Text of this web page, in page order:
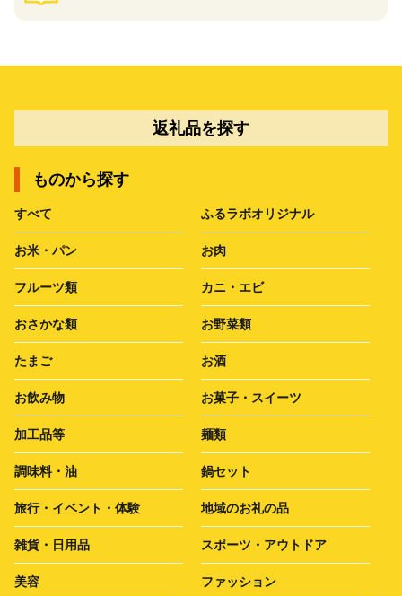
返礼品を探す
ものから探す
すべて ふるラボオリジナル
お米・パン お肉
フルーツ類 カニ・エビ
おさかな類 お野菜類
たまご お酒
お飲み物 お菓子・スイーツ
加工品等 麺類
調味料・油 鍋セット
旅行・イベント・体験 地域のお礼の品
雑貨・日用品 スポーツ・アウトドア
美容 ファッション